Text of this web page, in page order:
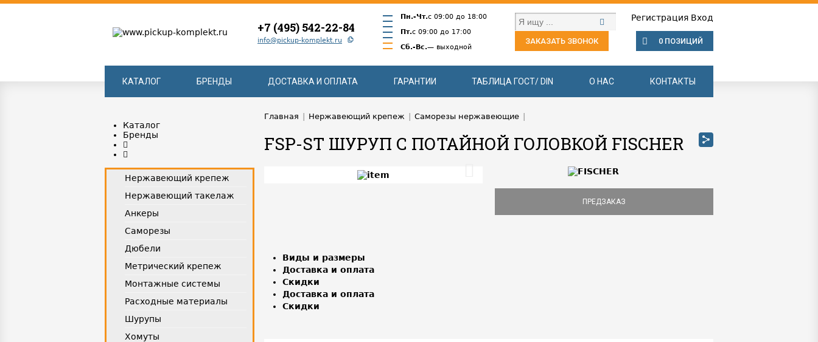
+7 (495) 542-22-84
info@pickup-komplekt.ru
Пн.-Чт.с 09:00 до 18:00
Пт.с 09:00 до 17:00
Сб.-Вс.— выходной
Регистрация Вход
ЗАКАЗАТЬ ЗВОНОК 0 ПОЗИЦИЙ
КАТАЛОГ БРЕНДЫ ДОСТАВКА И ОПЛАТА ГАРАНТИИ ТАБЛИЦА ГОСТ/ DIN О НАС КОНТАКТЫ
Каталог
Бренды
Нержавеющий крепеж
Нержавеющий такелаж
Анкеры
Саморезы
Дюбели
Метрический крепеж
Монтажные системы
Расходные материалы
Шурупы
Хомуты
Главная Нержавеющий крепеж Саморезы нержавеющие
FSP-ST ШУРУП С ПОТАЙНОЙ ГОЛОВКОЙ FISCHER
ПРЕДЗАКАЗ
Виды и размеры
Доставка и оплата
Скидки
Доставка и оплата
Скидки